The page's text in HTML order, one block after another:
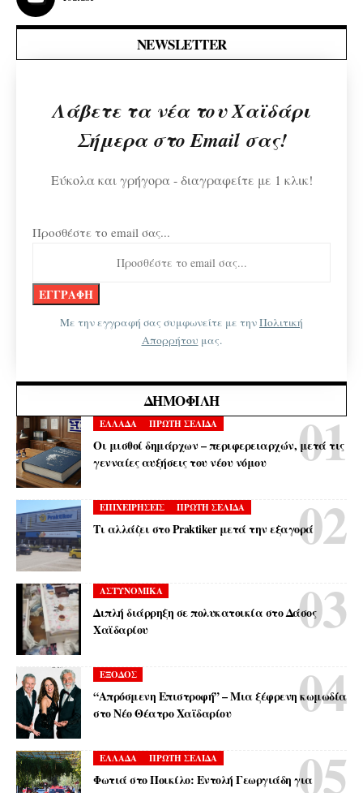
NEWSLETTER
Λάβετε τα νέα του Χαϊδάρι
Σήμερα στο Email σας!
Εύκολα και γρήγορα - διαγραφείτε με 1 κλικ!
Προσθέστε το email σας...
Με την εγγραφή σας συμφωνείτε με τηνΠολιτική
Απορρήτου μας.
ΔΗΜΟΦΙΛΉ
ΕΛΛΑΔΑ ΠΡΩΤΗ ΣΕΛΙΔΑ
Οι μισθοί δημάρχων – περιφερειαρχών, μετά τις
γενναίες αυξήσεις του νέου νόμου
ΕΠΙΧΕΙΡΗΣΕΙΣ ΠΡΩΤΗ ΣΕΛΙΔΑ
Τι αλλάζει στο Praktiker μετά την εξαγορά
ΑΣΤΥΝΟΜΙΚΑ
Διπλή διάρρηξη σε πολυκατοικία στο Δάσος
Χαϊδαρίου
ΕΞΟΔΟΣ
“Απρόσμενη Επιστροφή” – Μια ξέφρενη κωμωδία
στο Νέο Θέατρο Χαϊδαρίου
ΕΛΛΑΔΑ ΠΡΩΤΗ ΣΕΛΙΔΑ
Φωτιά στο Ποικίλο: Εντολή Γεωργιάδη για